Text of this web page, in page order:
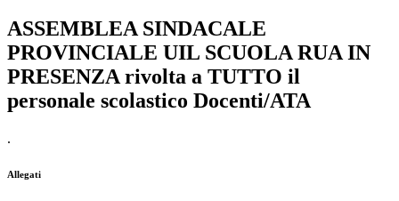
ASSEMBLEA SINDACALE
PROVINCIALE UIL SCUOLA RUA IN
PRESENZA rivolta a TUTTO il
personale scolastico Docenti/ATA
.
Allegati